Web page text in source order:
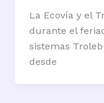
La Ecovía y el
durante el
sistemas
desde